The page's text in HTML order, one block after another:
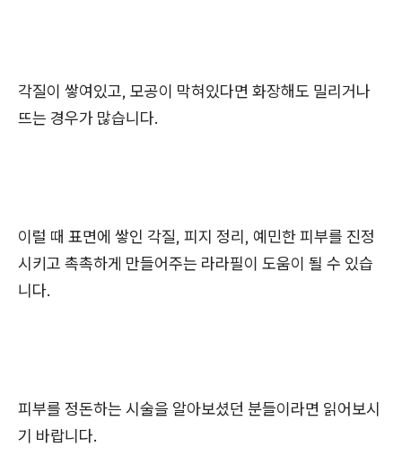
각질이 쌓여있고, 모공이 막혀있다면 화장해도 밀리거나
뜨는 경우가 많습니다.
이럴 때 표면에 쌓인 각질, 피지 정리, 예민한 피부를 진정
시키고 촉촉하게 만들어주는 라라필이 도움이 될 수 있습
니다.
피부를 정돈하는 시술을 알아보셨던 분들이라면 읽어보시
기 바랍니다.